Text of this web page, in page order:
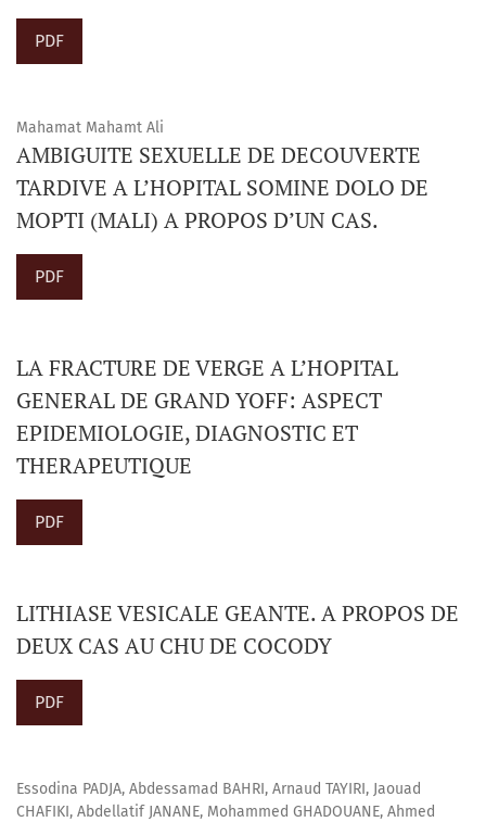
PDF
Mahamat Mahamt Ali
AMBIGUITE SEXUELLE DE DECOUVERTE
TARDIVE A L’HOPITAL SOMINE DOLO DE
MOPTI (MALI) A PROPOS D’UN CAS.
PDF
LA FRACTURE DE VERGE A L’HOPITAL
GENERAL DE GRAND YOFF: ASPECT
EPIDEMIOLOGIE, DIAGNOSTIC ET
THERAPEUTIQUE
PDF
LITHIASE VESICALE GEANTE. A PROPOS DE
DEUX CAS AU CHU DE COCODY
PDF
Essodina PADJA, Abdessamad BAHRI, Arnaud TAYIRI, Jaouad
CHAFIKI, Abdellatif JANANE, Mohammed GHADOUANE, Ahmed